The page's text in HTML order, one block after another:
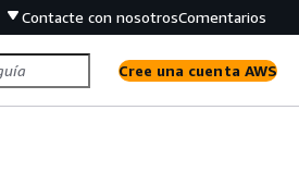
Contacte con nosotrosComentarios
Cree una cuenta AWS